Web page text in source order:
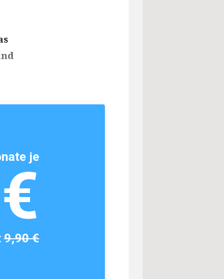
je
9,90 €